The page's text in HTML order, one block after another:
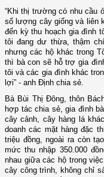
“Khi thị trường có nhu cầu
số lượng cây giống và liên
đến kỳ thu hoạch gia đình
tôi đang dư thừa, thậm
nhưng các hộ khác trong
thì bà con sẽ hỗ trợ gia
tôi và các gia đình khác
lợi” - anh Định chia sẻ.
Bà Bùi Thị Đông, thôn
hợp tác chia sẻ, gia đình
cây cảnh, cây hàng lá
doanh các mặt hàng đặc
triệu đồng, ngoài ra còn
mức thu nhập 350.000
nhau giữa các hộ trong
cây công trình, không chỉ